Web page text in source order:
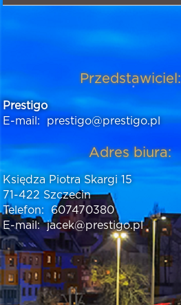
Przedstawiciel:
Prestigo
E-mail:
prestigo@prestigo.pl
Adres biura:
Księdza Piotra Skargi 15
71-422 Szczecin
Telefon:
607470380
E-mail: jacek@prestigo.pl